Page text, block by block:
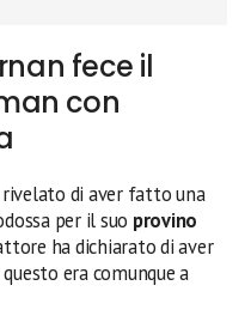
fece il
con
di aver fatto una
per il suo provino
ha dichiarato di aver
questo era comunque a